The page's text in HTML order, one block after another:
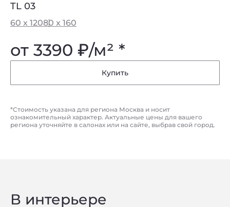
TL 03
60 x 12080 x 160
от 3390 ₽/м² *
Купить
*Стоимость указана для региона Москва и носит
ознакомительный характер. Актуальные цены для вашего
региона уточняйте в салонах или на сайте, выбрав свой город.
В интерьере